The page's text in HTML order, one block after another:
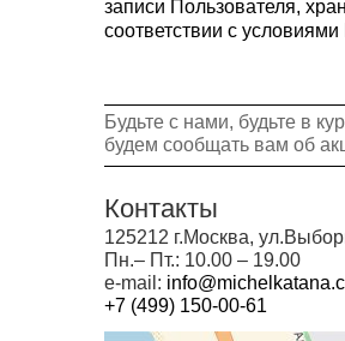
записи Пользователя,
соответствии с
Будьте с нами, будьте в
будем сообщать вам об
Контакты
125212 г.Москва,
Пн.‒ Пт.: 10.00 ‒ 19.00
e-mail:
+7 (499) 150-00-61